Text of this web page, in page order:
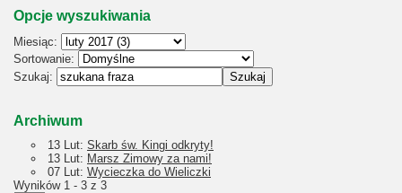
Opcje wyszukiwania
Miesiąc:
Sortowanie:
Szukaj:
Archiwum
13 Lut: Skarb św. Kingi odkryty!
13 Lut: Marsz Zimowy za nami!
07 Lut: Wycieczka do Wieliczki
Wyników 1 - 3 z 3